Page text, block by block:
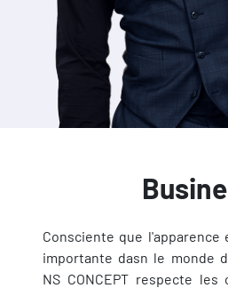
Consciente que
importante dasn le monde
NS CONCEPT respecte